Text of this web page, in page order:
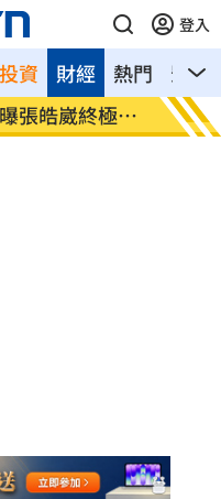
登入
資 熱門 影音
財經
槓反ETF心法
男同
凌